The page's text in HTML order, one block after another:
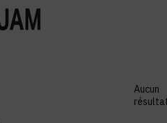
Aucun